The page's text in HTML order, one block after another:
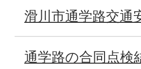
滑川市通学路交通
通学路の合同点検